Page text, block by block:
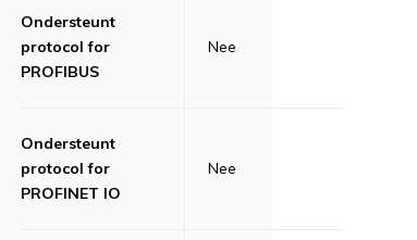
Ondersteunt
protocol for
PROFIBUS
Nee
Ondersteunt
protocol for
PROFINET IO
Nee